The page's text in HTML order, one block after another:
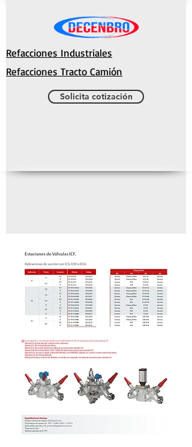
Refacciones Industriales
Refacciones Tracto Camión
Solicita cotización